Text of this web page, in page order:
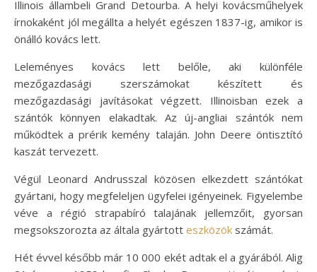
Illinois állambeli Grand Detourba. A helyi kovácsműhelyek
írnokaként jól megállta a helyét egészen 1837-ig, amikor is
önálló kovács lett.
Leleményes kovács lett belőle, aki különféle
mezőgazdasági szerszámokat készített és
mezőgazdasági javításokat végzett. Illinoisban ezek a
szántók könnyen elakadtak. Az új-angliai szántók nem
működtek a prérik kemény talaján. John Deere öntisztító
kaszát tervezett.
Végül Leonard Andrusszal közösen elkezdett szántókat
gyártani, hogy megfeleljen ügyfelei igényeinek. Figyelembe
véve a régió strapabíró talajának jellemzőit, gyorsan
megsokszorozta az általa gyártott eszközök számát.
Hét évvel később már 10 000 ekét adtak el a gyárából. Alig